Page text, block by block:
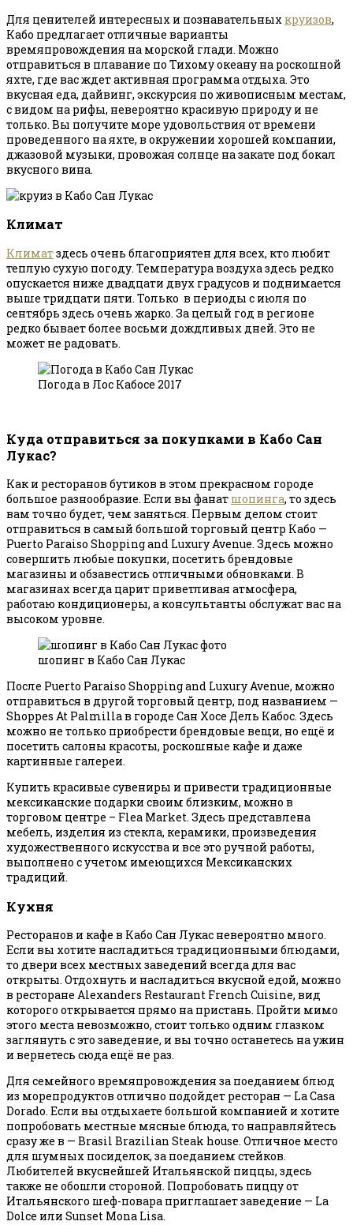
Для ценителей интересных и познавательных круизов,
Кабо предлагает отличные варианты
времяпровождения на морской глади. Можно
отправиться в плавание по Тихому океану на роскошной
яхте, где вас ждет активная программа отдыха. Это
вкусная еда, дайвинг, экскурсия по живописным местам,
с видом на рифы, невероятно красивую природу и не
только. Вы получите море удовольствия от времени
проведенного на яхте, в окружении хорошей компании,
джазовой музыки, провожая солнце на закате под бокал
вкусного вина.
Климат
Климатздесь очень благоприятен для всех, кто любит
теплую сухую погоду. Температура воздуха здесь редко
опускается ниже двадцати двух градусов и поднимается
выше тридцати пяти. Только в периоды с июля по
сентябрь здесь очень жарко. За целый год в регионе
редко бывает более восьми дождливых дней. Это не
может не радовать.
Погода в Лос Кабосе 2017
Куда отправиться за покупками в Кабо Сан
Лукас?
Как и ресторанов бутиков в этом прекрасном городе
большое разнообразие. Если вы фанат шопинга, то здесь
вам точно будет, чем заняться. Первым делом стоит
отправиться в самый большой торговый центр Кабо —
Puerto Paraiso Shopping and Luxury Avenue. Здесь можно
совершить любые покупки, посетить брендовые
магазины и обзавестись отличными обновками. В
магазинах всегда царит приветливая атмосфера,
работаю кондиционеры, а консультанты обслужат вас на
высоком уровне.
шопинг в Кабо Сан Лукас
После Puerto Paraiso Shopping and Luxury Avenue, можно
отправиться в другой торговый центр, под названием —
Shoppes At Palmilla в городе Сан Хосе Дель Кабос. Здесь
можно не только приобрести брендовые вещи, но ещё и
посетить салоны красоты, роскошные кафе и даже
картинные галереи.
Купить красивые сувениры и привести традиционные
мексиканские подарки своим близким, можно в
торговом центре – Flea Market. Здесь представлена
мебель, изделия из стекла, керамики, произведения
художественного искусства и все это ручной работы,
выполнено с учетом имеющихся Мексиканских
традиций.
Кухня
Ресторанов и кафе в Кабо Сан Лукас невероятно много.
Если вы хотите насладиться традиционными блюдами,
то двери всех местных заведений всегда для вас
открыты. Отдохнуть и насладиться вкусной едой, можно
в ресторане Alexanders Restaurant French Cuisine, вид
которого открывается прямо на пристань. Пройти мимо
этого места невозможно, стоит только одним глазком
заглянуть с это заведение, и вы точно останетесь на ужин
и вернетесь сюда ещё не раз.
Для семейного времяпровождения за поеданием блюд
из морепродуктов отлично подойдет ресторан — La Casa
Dorado. Если вы отдыхаете большой компанией и хотите
попробовать местные мясные блюда, то направляйтесь
сразу же в — Brasil Brazilian Steak house. Отличное место
для шумных посиделок, за поеданием стейков.
Любителей вкуснейшей Итальянской пиццы, здесь
также не обошли стороной. Попробовать пиццу от
Итальянского шеф-повара приглашает заведение — La
Dolce или Sunset Mona Lisa.